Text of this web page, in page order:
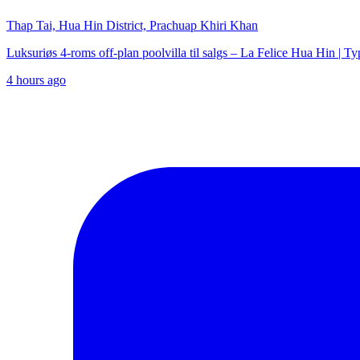
Thap Tai, Hua Hin District, Prachuap Khiri Khan
Luksuriøs 4-roms off-plan poolvilla til salgs – La Felice Hua Hin |
4 hours ago